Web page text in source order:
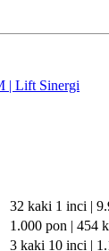
32 kaki 1 inci |
1.000 pon | 454
3 kaki 10 inci |